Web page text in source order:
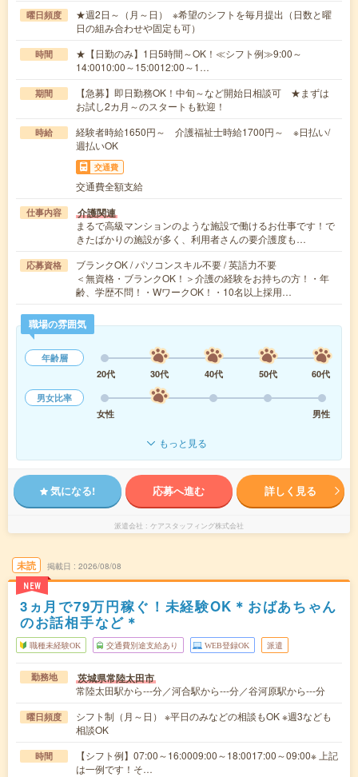
曜日頻度
★週2日～（月～日） ※希望のシフトを毎月提出（日数と曜
日の組み合わせや固定も可）
時間
★【日勤のみ】1日5時間～OK！≪シフト例≫9:00～
14:0010:00～15:0012:00～1…
期間
【急募】即日勤務OK！中旬～など開始日相談可 ★まずは
お試し2カ月～のスタートも歓迎！
時給
経験者時給1650円～ 介護福祉士時給1700円～ ※日払い/
週払いOK
交通費
交通費全額支給
仕事内容 介護関連
まるで高級マンションのような施設で働けるお仕事です！で
きたばかりの施設が多く、利用者さんの要介護度も…
応募資格
ブランクOK / パソコンスキル不要 / 英語力不要
＜無資格・ブランクOK！＞介護の経験をお持ちの方！・年
齢、学歴不問！・WワークOK！・10名以上採用…
職場の雰囲気
年齢層
20代
30代 40代 50代
60代
男女比率
女性
男性
もっと見る
気になる! 応募へ進む 詳しく見る
派遣会社 ケアスタッフィング株式会社
未読
NEW
掲載日 2026/08/08
3ヵ月で79万円稼ぐ！未経験OK＊おばあちゃん
のお話相手など＊
職種未経験OK 交通費別途支給あり WEB登録OK 派遣
勤務地 茨城県常陸太田市
常陸太田駅から---分／河合駅から---分／谷河原駅から---分
曜日頻度
シフト制（月～日） ※平日のみなどの相談もOK ※週3なども
相談OK
時間
【シフト例】07:00～16:0009:00～18:0017:00～09:00※ 上記
は一例です！そ…